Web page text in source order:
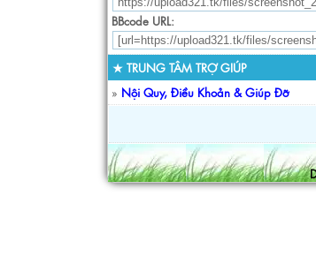
BBcode URL:
★ TRUNG TÂM TRỢ GIÚP
» Nội Quy, Điều Khoản & Giúp Đỡ